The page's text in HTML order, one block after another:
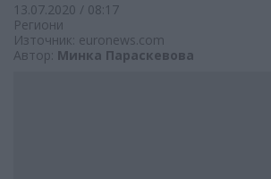
13.07.2020 / 08:17
Региони
Източник: euronews.com
Автор: Минка Параскевова